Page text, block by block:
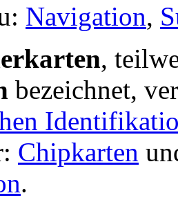
Navigation,
,
bezeichnet,
Chipkarten
.